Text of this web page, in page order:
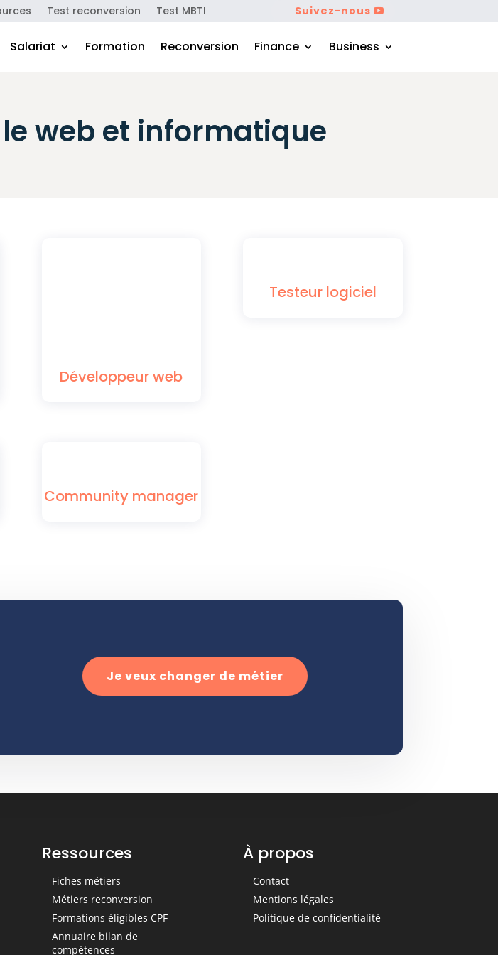
Test reconversion Test MBTI Suivez-nous
Salariat Formation Reconversion Finance Business
web et informatique
Développeur web
Testeur logiciel
Community manager
Je veux changer de métier
Ressources
Fiches métiers
Métiers reconversion
Formations éligibles CPF
Annuaire bilan de
compétences
À propos
Contact
Mentions légales
Politique de confidentialité